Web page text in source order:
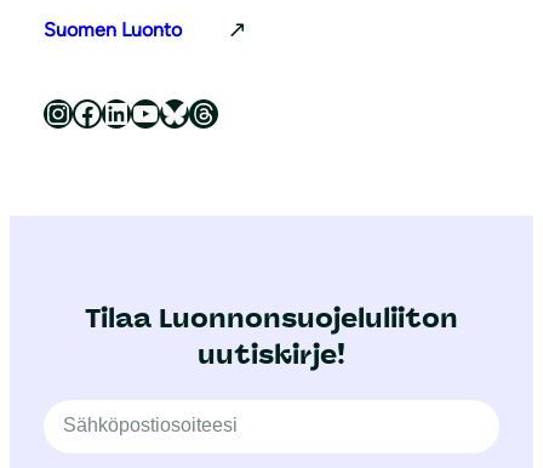
Suomen Luonto
Luonnonsuojeluliitto Instagramissa Luonnonsuojeluliitto Facebookissa Luonnonsuojeluliitto LinkedInissä Luonnonsuojeluliiton YouTube-kanava Luonnonsuojeluliitto Blueskyssa Luonnonsuojeluliitto Threadsissa
Tilaa Luonnonsuojeluliiton
uutiskirje!